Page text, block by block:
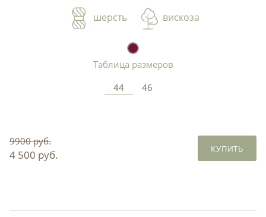
шерсть вискоза
Таблица размеров
44
46
9900 руб.
4 500 руб. КУПИТЬ